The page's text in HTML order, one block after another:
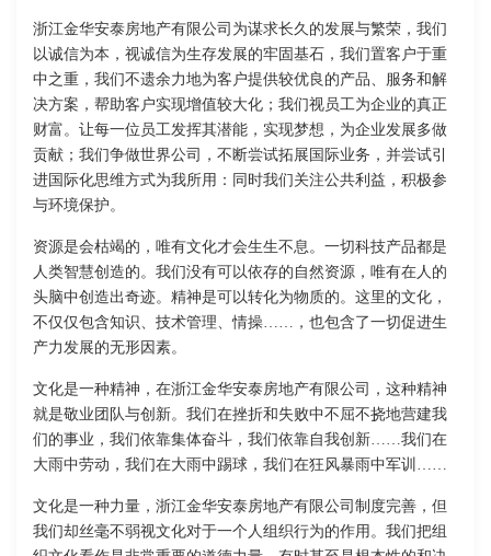
浙江金华安泰房地产有限公司为谋求长久的发展与繁荣，我们
以诚信为本，视诚信为生存发展的牢固基石，我们置客户于重
中之重，我们不遗余力地为客户提供较优良的产品、服务和解
决方案，帮助客户实现增值较大化；我们视员工为企业的真正
财富。让每一位员工发挥其潜能，实现梦想，为企业发展多做
贡献；我们争做世界公司，不断尝试拓展国际业务，并尝试引
进国际化思维方式为我所用：同时我们关注公共利益，积极参
与环境保护。
资源是会枯竭的，唯有文化才会生生不息。一切科技产品都是
人类智慧创造的。我们没有可以依存的自然资源，唯有在人的
头脑中创造出奇迹。精神是可以转化为物质的。这里的文化，
不仅仅包含知识、技术管理、情操……，也包含了一切促进生
产力发展的无形因素。
文化是一种精神，在浙江金华安泰房地产有限公司，这种精神
就是敬业团队与创新。我们在挫折和失败中不屈不挠地营建我
们的事业，我们依靠集体奋斗，我们依靠自我创新……我们在
大雨中劳动，我们在大雨中踢球，我们在狂风暴雨中军训……
文化是一种力量，浙江金华安泰房地产有限公司制度完善，但
我们却丝毫不弱视文化对于一个人组织行为的作用。我们把组